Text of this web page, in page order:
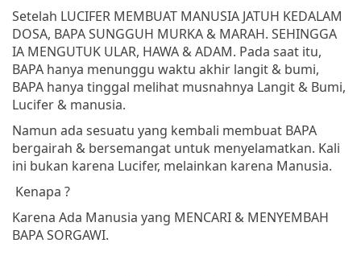
Setelah LUCIFER MEMBUAT MANUSIA JATUH KEDALAM
DOSA, BAPA SUNGGUH MURKA & MARAH. SEHINGGA
IA MENGUTUK ULAR, HAWA & ADAM. Pada saat itu,
BAPA hanya menunggu waktu akhir langit & bumi,
BAPA hanya tinggal melihat musnahnya Langit & Bumi,
Lucifer & manusia.
Namun ada sesuatu yang kembali membuat BAPA
bergairah & bersemangat untuk menyelamatkan. Kali
ini bukan karena Lucifer, melainkan karena Manusia.
Kenapa ?
Karena Ada Manusia yang MENCARI & MENYEMBAH
BAPA SORGAWI.